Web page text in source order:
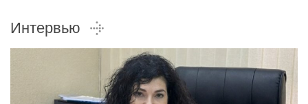
Интервью